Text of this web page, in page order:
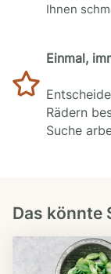
Ihnen
Einmal,
Rädern
Suche
Das könnte